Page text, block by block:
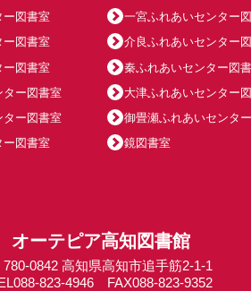
ー図書室
一宮ふれあいセンター
ー図書室
介良ふれあいセンター
ー図書室
秦ふれあいセンター図
ー図書室
大津ふれあいセンター
ー図書室
御畳瀬ふれあいセンタ
ー図書室
鏡図書室
オーテピア高知図書館
780-0842 高知県高知市追手筋2-1-1
823-4946 FAX088-823-9352